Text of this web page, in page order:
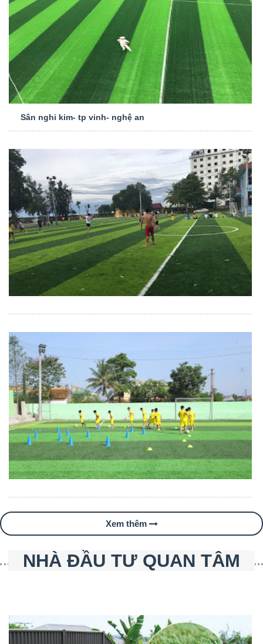
Sân nghi kim- tp vinh- nghệ an
Xem thêm
NHÀ ĐẦU TƯ QUAN TÂM